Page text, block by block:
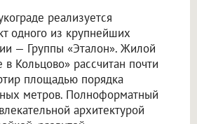
реализуется
одного из крупнейших
— Группы «Эталон». Жилой
в Кольцово» рассчитан почти
площадью порядка
метров. Полноформатный
архитектурой